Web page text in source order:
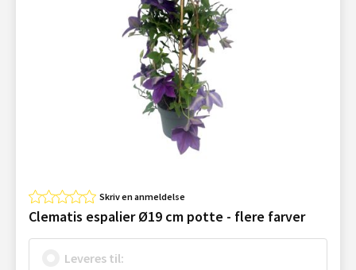
Skriv en anmeldelse
Clematis espalier Ø19 cm potte - flere farver
Leveres til: